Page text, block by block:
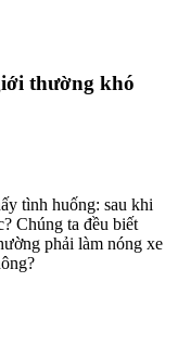
thường khó
tình huống: sau khi
Chúng ta đều biết
phải làm nóng xe